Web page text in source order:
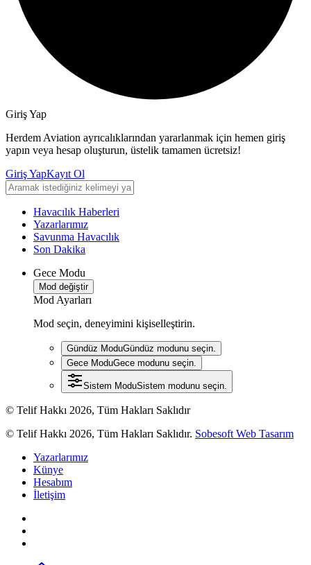
Giriş Yap
Herdem Aviation ayrıcalıklarından yararlanmak için hemen giriş
yapın veya hesap oluşturun, üstelik tamamen ücretsiz!
Giriş YapKayıt Ol
Havacılık Haberleri
Yazarlarımız
Savunma Havacılık
Son Dakika
Gece Modu
Mod değiştir
Mod Ayarları
Mod seçin, deneyimini kişiselleştirin.
Gündüz ModuGündüz modunu seçin.
Gece ModuGece modunu seçin.
Sistem ModuSistem modunu seçin.
© Telif Hakkı 2026, Tüm Hakları Saklıdır
© Telif Hakkı 2026, Tüm Hakları Saklıdır. Sobesoft Web Tasarım
Yazarlarımız
Künye
Hesabım
İletişim